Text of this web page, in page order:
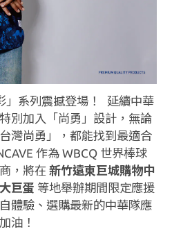
」系列震撼登場！ 延續中華
別加入「尚勇」設計，無論
灣尚勇」，都能找到最適合
作為 WBCQ 世界棒球
，將在 新竹遠東巨城購物中
巨蛋 等地舉辦期間限定應援
體驗、選購最新的中華隊應
油！